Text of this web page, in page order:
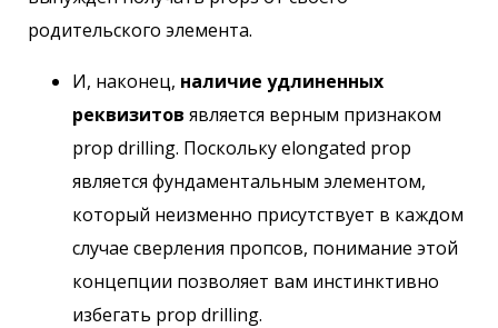
родительского элемента.
И, наконец, наличие удлиненных
реквизитов является верным признаком
prop drilling. Поскольку elongated prop
является фундаментальным элементом,
который неизменно присутствует в каждом
случае сверления пропсов, понимание этой
концепции позволяет вам инстинктивно
избегать prop drilling.